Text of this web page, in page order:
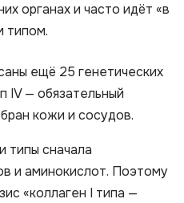
органах и часто идёт «в
типом.
ещё 25 генетических
IV — обязательный
кожи и сосудов.
типы сначала
и аминокислот. Поэтому
«коллаген I типа —